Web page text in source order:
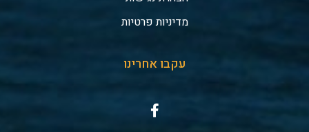
מדיניות פרטיות
עקבו אחרינו